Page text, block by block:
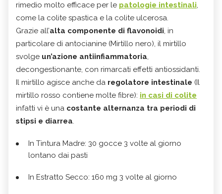
rimedio molto efficace per le patologie intestinali,
come la colite spastica e la colite ulcerosa.
Grazie all’alta componente di flavonoidi, in
particolare di antocianine (Mirtillo nero), il mirtillo
svolge un’azione antiinfiammatoria,
decongestionante, con rimarcati effetti antiossidanti.
Il mirtillo agisce anche da regolatore intestinale (Il
mirtillo rosso contiene molte fibre): in casi di colite
infatti vi è una costante alternanza tra periodi di
stipsi e diarrea.
In Tintura Madre: 30 gocce 3 volte al giorno
lontano dai pasti
In Estratto Secco: 160 mg 3 volte al giorno